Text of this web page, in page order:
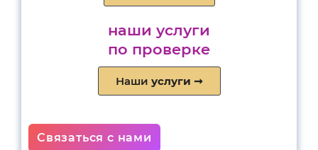
наши услуги
по проверке
Наши услуги ➞
Связаться с нами